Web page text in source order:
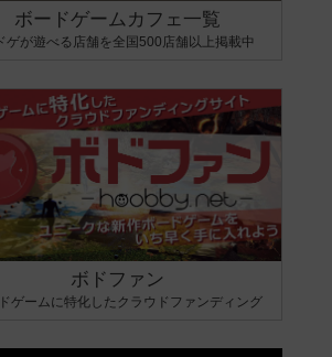
ボードゲームカフェ一覧
ゲが遊べる店舗を全国500店舗以上掲載中
ボドファン
ゲームに特化したクラウドファンディング